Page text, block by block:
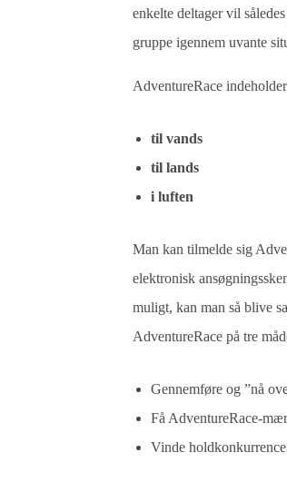
enkelte deltager vil
gruppe igennem uvante
AdventureRace
til vands
til lands
i luften
Man kan tilmelde sig
elektronisk
muligt, kan man så blive
AdventureRace på tre
Gennemføre og ”nå
Få AdventureRace-
Vinde